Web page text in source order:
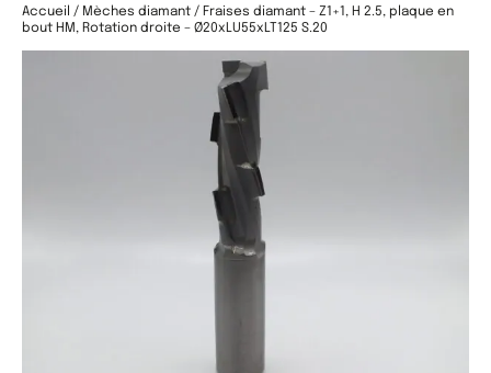
Accueil / Mèches diamant / Fraises diamant – Z1+1, H 2.5, plaque en
bout HM, Rotation droite – Ø20xLU55xLT125 S.20